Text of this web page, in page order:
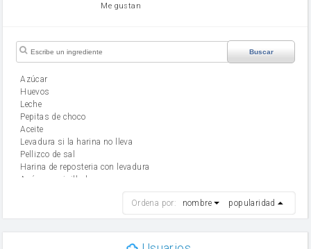
Me gustan
Buscar
Azúcar
huevos
leche
Pepitas de choco
aceite
Levadura si la harina no lleva
Pellizco de sal
Harina de reposteria con levadura
Azúcar avainillado
mantequilla
Ordena por: nombre popularidad